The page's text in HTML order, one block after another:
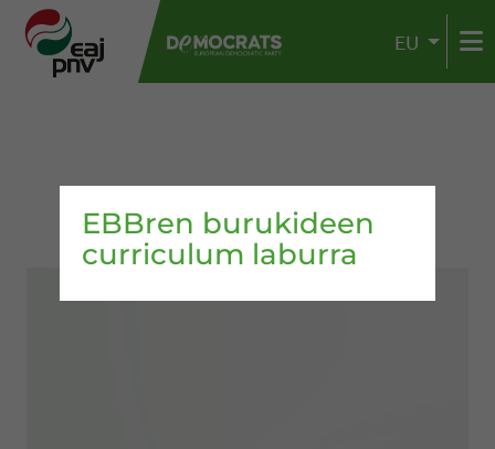
EU
EBBren burukideen
curriculum laburra